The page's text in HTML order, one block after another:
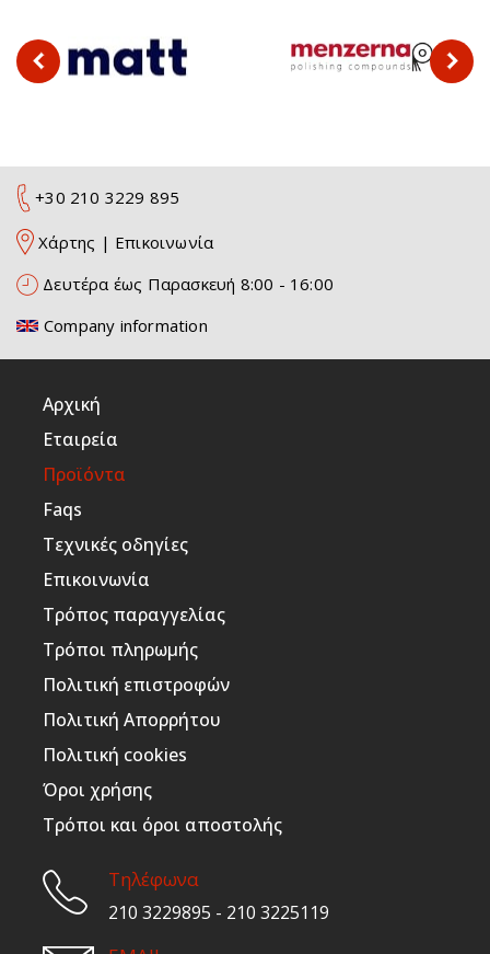
+30 210 3229 895
Χάρτης | Επικοινωνία
Δευτέρα έως Παρασκευή 8:00 - 16:00
Company information
Αρχική
Εταιρεία
Προϊόντα
Faqs
Τεχνικές οδηγίες
Επικοινωνία
Τρόπος παραγγελίας
Τρόποι πληρωμής
Πολιτική επιστροφών
Πολιτική Απορρήτου
Πολιτική cookies
Όροι χρήσης
Τρόποι και όροι αποστολής
Τηλέφωνα
210 3229895 - 210 3225119